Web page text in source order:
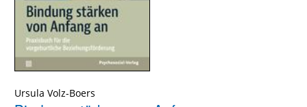
Ursula Volz-Boers